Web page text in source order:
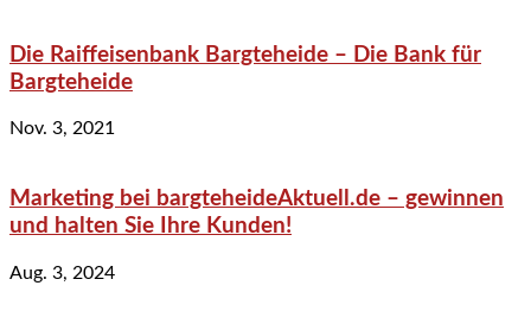
Die Raiffeisenbank Bargteheide – Die Bank für
Bargteheide
Nov. 3, 2021
Marketing bei bargteheideAktuell.de – gewinnen
und halten Sie Ihre Kunden!
Aug. 3, 2024